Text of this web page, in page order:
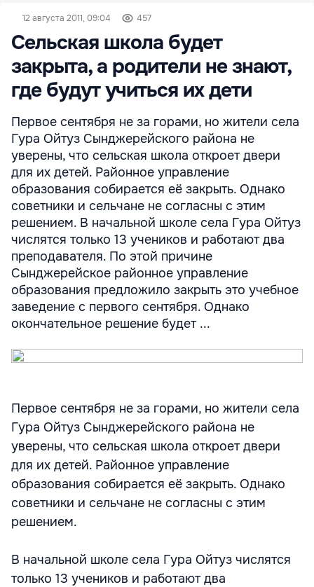
12 августа 2011, 09:04 457
Сельская школа будет
закрыта, а родители не знают,
где будут учиться их дети
Первое сентября не за горами, но жители села
Гура Ойтуз Сынджерейского района не
уверены, что сельская школа откроет двери
для их детей. Районное управление
образования собирается её закрыть. Однако
советники и сельчане не согласны с этим
решением. В начальной школе села Гура Ойтуз
числятся только 13 учеников и работают два
преподавателя. По этой причине
Сынджерейское районное управление
образования предложило закрыть это учебное
заведение с первого сентября. Однако
окончательное решение будет ...
Первое сентября не за горами, но жители села
Гура Ойтуз Сынджерейского района не
уверены, что сельская школа откроет двери
для их детей. Районное управление
образования собирается её закрыть. Однако
советники и сельчане не согласны с этим
решением.
В начальной школе села Гура Ойтуз числятся
только 13 учеников и работают два